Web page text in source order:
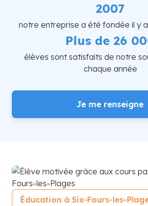
2007
notre entreprise a été fondée il y a
Plus de 26
élèves sont satisfaits de notre
chaque année
Je me renseigne
Éducation à Six-Fours-les-